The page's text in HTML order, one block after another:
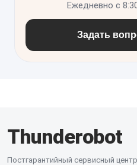
Ежедневно с
Задать
Thunderobot
Постгарантийный сервисный центр